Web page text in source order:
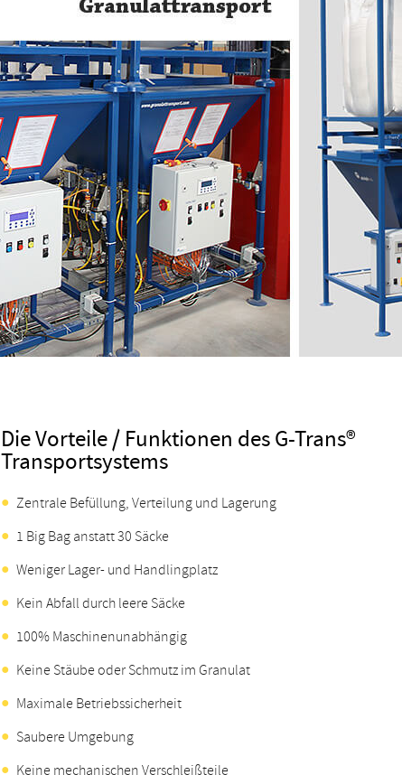
Die Vorteile / Funktionen des G-Trans®
Transportsystems
Zentrale Befüllung, Verteilung und Lagerung
1 Big Bag anstatt 30 Säcke
Weniger Lager- und Handlingplatz
Kein Abfall durch leere Säcke
100% Maschinenunabhängig
Keine Stäube oder Schmutz im Granulat
Maximale Betriebssicherheit
Saubere Umgebung
Keine mechanischen Verschleißteile